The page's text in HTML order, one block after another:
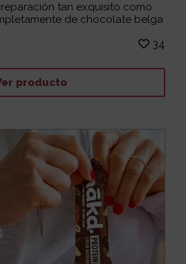
tan exquisito como
de chocolate belga
34
producto